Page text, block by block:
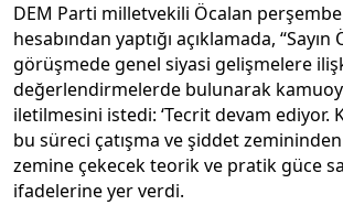
DEM Parti milletvekili Öcalan
hesabından yaptığı açıklamada, “Sayın
görüşmede genel siyasi gelişmelere
değerlendirmelerde bulunarak
iletilmesini istedi: ‘Tecrit devam ediyor.
bu süreci çatışma ve şiddet
zemine çekecek teorik ve pratik güce
ifadelerine yer verdi.